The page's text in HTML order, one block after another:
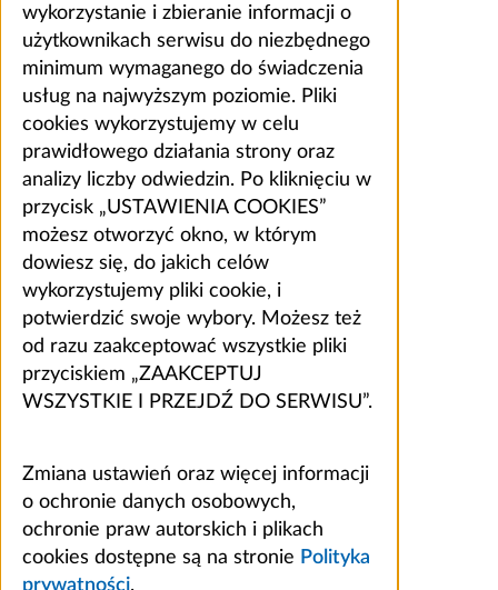
wykorzystanie i zbieranie informacji o
użytkownikach serwisu do niezbędnego
minimum wymaganego do świadczenia
usług na najwyższym poziomie. Pliki
cookies wykorzystujemy w celu
prawidłowego działania strony oraz
analizy liczby odwiedzin. Po kliknięciu w
przycisk „USTAWIENIA COOKIES”
możesz otworzyć okno, w którym
dowiesz się, do jakich celów
wykorzystujemy pliki cookie, i
potwierdzić swoje wybory. Możesz też
od razu zaakceptować wszystkie pliki
przyciskiem „ZAAKCEPTUJ
WSZYSTKIE I PRZEJDŹ DO SERWISU”.
Zmiana ustawień oraz więcej informacji
o ochronie danych osobowych,
ochronie praw autorskich i plikach
cookies dostępne są na stronie Polityka
prywatności.